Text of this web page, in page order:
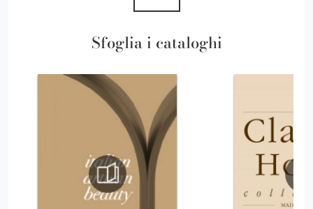
Sfoglia i cataloghi